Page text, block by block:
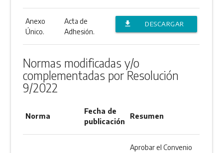
Anexo
Único.
Acta de
Adhesión.
file_download
DESCARGAR
Normas modificadas y/o
complementadas por Resolución
9/2022
Norma
Fecha de
publicación
Resumen
Aprobar el Convenio